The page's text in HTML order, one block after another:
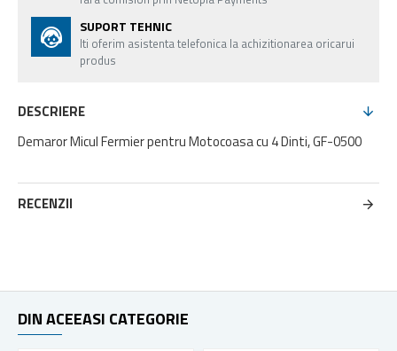
SUPORT TEHNIC
Iti oferim asistenta telefonica la achizitionarea oricarui
produs
DESCRIERE
Demaror Micul Fermier pentru Motocoasa cu 4 Dinti, GF-0500
RECENZII
DIN ACEEASI CATEGORIE